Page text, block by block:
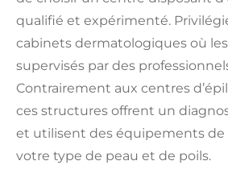
qualifié et expérimenté.
cabinets dermatologiques où
supervisés par des
Contrairement aux centres
ces structures offrent un
et utilisent des équipements de
votre type de peau et de poils.